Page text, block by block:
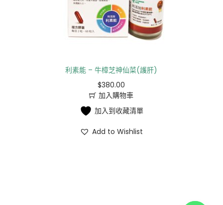
利素能 – 牛樟芝神仙菜(護肝)
$380.00
加入購物車
加入到收藏清單
Add to Wishlist